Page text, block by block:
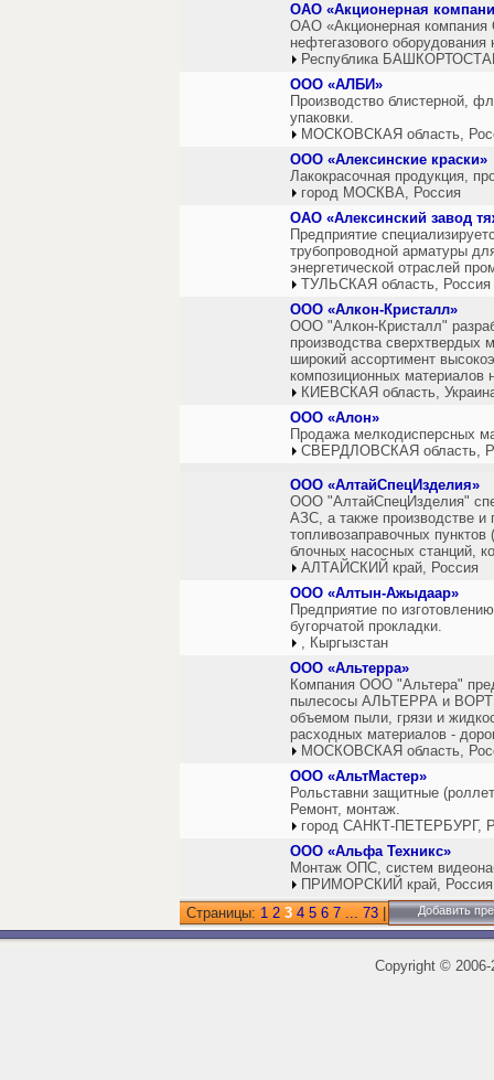
ОАО «Акционерная
ОАО «Акционерная
нефтегазового оборудования
Республика
ООО «АЛБИ»
Производство блистерной,
упаковки.
МОСКОВСКАЯ область,
ООО «Алексинские краски»
Лакокрасочная продукция,
город МОСКВА, Россия
ОАО «Алексинский завод
Предприятие
трубопроводной арматуры
энергетической отраслей
ТУЛЬСКАЯ область, Россия
ООО «Алкон-Кристалл»
ООО "Алкон-Кристалл"
производства сверхтвердых
широкий ассортимент
композиционных материалов
КИЕВСКАЯ область,
ООО «Алон»
Продажа мелкодисперсных
СВЕРДЛОВСКАЯ область,
ООО «АлтайСпецИзделия»
ООО "АлтайСпецИзделия"
АЗС, а также производстве и
топливозаправочных
блочных насосных станций,
АЛТАЙСКИЙ край, Россия
ООО «Алтын-Ажыдаар»
Предприятие по
бугорчатой прокладки.
, Кыргызстан
ООО «Альтерра»
Компания ООО "Альтера"
пылесосы АЛЬТЕРРА и
объемом пыли, грязи и
расходных материалов -
МОСКОВСКАЯ область,
ООО «АльтМастер»
Рольставни защитные
Ремонт, монтаж.
город САНКТ-ПЕТЕРБУРГ,
ООО «Альфа Техникс»
Монтаж ОПС, систем
ПРИМОРСКИЙ край, Россия
Страницы: 1 2 3 4 5 6 7 ... 73 Добавить
Copyright ©